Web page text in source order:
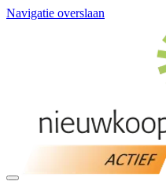
Navigatie overslaan